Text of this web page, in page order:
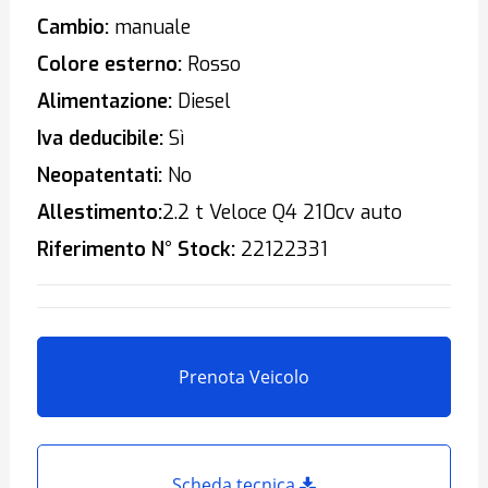
Cambio:manuale
Colore esterno:Rosso
Alimentazione:Diesel
Iva deducibile:Sì
Neopatentati:No
Allestimento:2.2 t Veloce Q4 210cv auto
Riferimento N° Stock:22122331
Prenota Veicolo